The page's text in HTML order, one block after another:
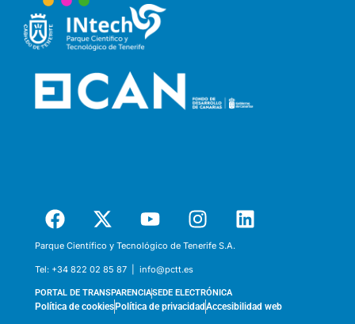
Parque Científico y Tecnológico de Tenerife S.A.
Tel: +34 822 02 85 87 | info@pctt.es
PORTAL DE TRANSPARENCIASEDE ELECTRÓNICA
Política de cookies Política de privacidad Accesibilidad web